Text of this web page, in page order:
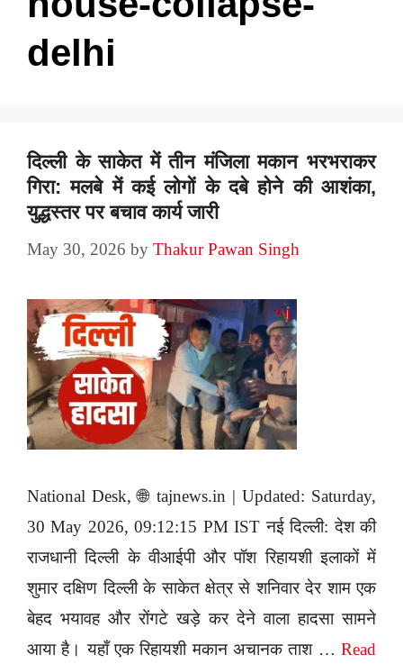
delhi
दिल्ली के साकेत में तीन मंजिला मकान भरभराकर
गिरा: मलबे में कई लोगों के दबे होने की आशंका,
युद्धस्तर पर बचाव कार्य जारी
May 30, 2026 by Thakur Pawan Singh
National Desk, 🌐 tajnews.in | Updated: Saturday,
30 May 2026, 09:12:15 PM IST नई दिल्ली: देश की
राजधानी दिल्ली के वीआईपी और पॉश रिहायशी इलाकों में
शुमार दक्षिण दिल्ली के साकेत क्षेत्र से शनिवार देर शाम एक
बेहद भयावह और रोंगटे खड़े कर देने वाला हादसा सामने
आया है। यहाँ एक रिहायशी मकान अचानक ताश … Read